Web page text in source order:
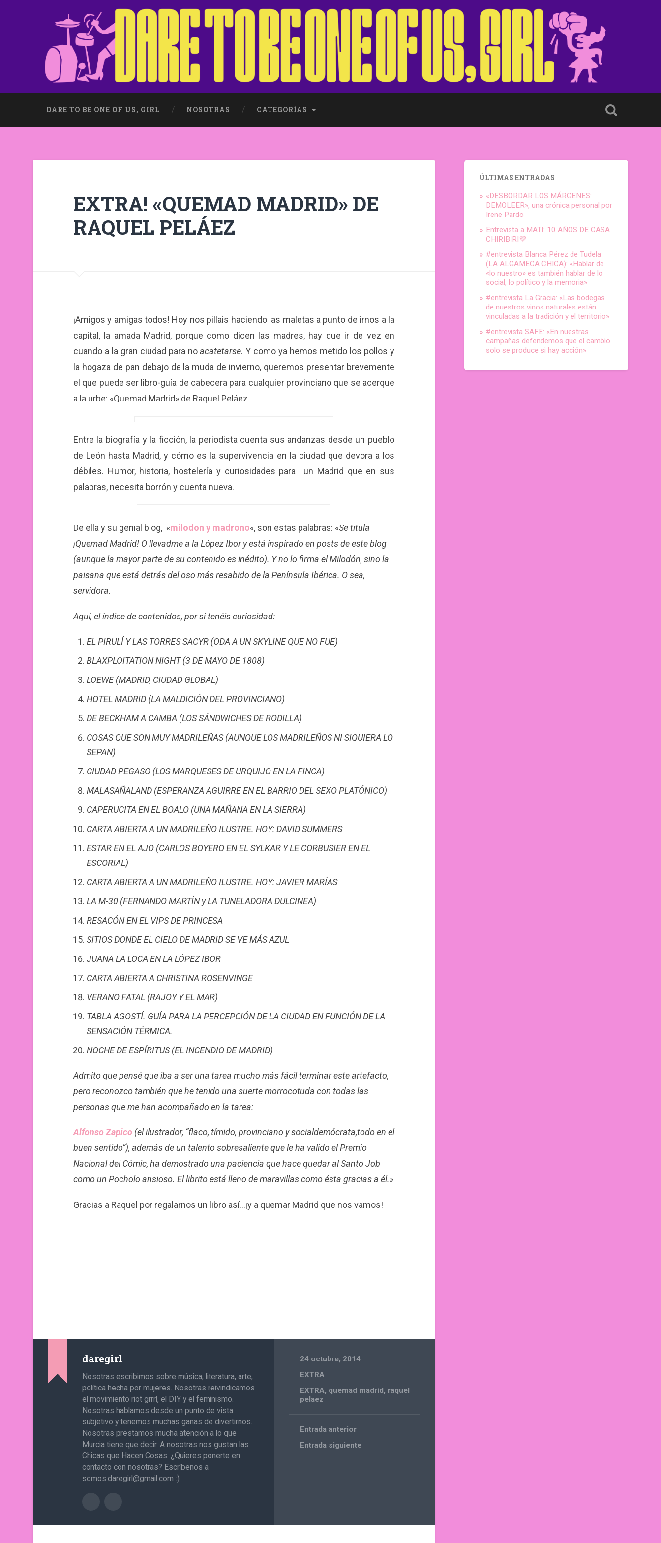
DARE TO BE ONE OF US, GIRL NOSOTRAS CATEGORÍAS
EXTRA! «QUEMAD MADRID» DE
RAQUEL PELÁEZ
¡Amigos y amigas todos! Hoy nos pillais haciendo las maletas a punto de irnos a la
capital, la amada Madrid, porque como dicen las madres, hay que ir de vez en
cuando a la gran ciudad para noacatetarse. Y como ya hemos metido los pollos y
la hogaza de pan debajo de la muda de invierno, queremos presentar brevemente
el que puede ser libro-guía de cabecera para cualquier provinciano que se acerque
a la urbe: «Quemad Madrid» de Raquel Peláez.
Entre la biografía y la ficción, la periodista cuenta sus andanzas desde un pueblo
de León hasta Madrid, y cómo es la supervivencia en la ciudad que devora a los
débiles. Humor, historia, hostelería y curiosidades para un Madrid que en sus
palabras, necesita borrón y cuenta nueva.
De ella y su genial blog, «milodon y madrono«, son estas palabras: «Se titula
¡Quemad Madrid! O llevadme a la López Ibor y está inspirado en posts de este blog
(aunque la mayor parte de su contenido es inédito). Y no lo firma el Milodón, sino la
paisana que está detrás del oso más resabido de la Península Ibérica. O sea,
servidora.
Aquí, el índice de contenidos, por si tenéis curiosidad:
EL PIRULÍ Y LAS TORRES SACYR (ODA A UN SKYLINE QUE NO FUE)
BLAXPLOITATION NIGHT (3 DE MAYO DE 1808)
LOEWE (MADRID, CIUDAD GLOBAL)
HOTEL MADRID (LA MALDICIÓN DEL PROVINCIANO)
DEBECKHAMA CAMBA (LOS SÁNDWICHES DE RODILLA)
COSAS QUE SON MUY MADRILEÑAS (AUNQUE LOS MADRILEÑOS NI SIQUIERA LO
SEPAN)
CIUDAD PEGASO (LOS MARQUESES DE URQUIJO EN LA FINCA)
MALASAÑALAND (ESPERANZA AGUIRRE EN EL BARRIO DEL SEXO PLATÓNICO)
CAPERUCITA EN EL BOALO (UNA MAÑANA EN LA SIERRA)
CARTA ABIERTA A UN MADRILEÑO ILUSTRE. HOY: DAVID SUMMERS
ESTAR EN EL AJO (CARLOS BOYERO EN EL SYLKAR Y LE CORBUSIER EN EL
ESCORIAL)
CARTA ABIERTA A UN MADRILEÑO ILUSTRE. HOY: JAVIER MARÍAS
LA M-30 (FERNANDO MARTÍN y LA TUNELADORA DULCINEA)
RESACÓN EN EL VIPS DE PRINCESA
SITIOS DONDE EL CIELO DE MADRID SE VE MÁS AZUL
JUANA LA LOCA EN LA LÓPEZ IBOR
CARTA ABIERTA A CHRISTINA ROSENVINGE
VERANO FATAL (RAJOY Y EL MAR)
TABLA AGOSTÍ. GUÍA PARA LA PERCEPCIÓN DE LA CIUDAD EN FUNCIÓN DE LA
SENSACIÓN TÉRMICA.
NOCHE DE ESPÍRITUS (EL INCENDIO DE MADRID)
Admito que pensé que iba a ser una tarea mucho más fácil terminar este artefacto,
pero reconozco también que he tenido una suerte morrocotuda con todas las
personas que me han acompañado en la tarea:
Alfonso Zapico (el ilustrador, “flaco, tímido, provinciano y socialdemócrata,todo en el
buen sentido”), además de un talento sobresaliente que le ha valido el Premio
Nacional del Cómic, ha demostrado una paciencia que hace quedar al Santo Job
como un Pocholo ansioso. El librito está lleno de maravillas como ésta gracias a él.»
Gracias a Raquel por regalarnos un libro así…¡y a quemar Madrid que nos vamos!
daregirl
Nosotras escribimos sobre música, literatura, arte,
política hecha por mujeres. Nosotras reivindicamos
el movimiento riot grrrl, el DIY y el feminismo.
Nosotras hablamos desde un punto de vista
subjetivo y tenemos muchas ganas de divertirnos.
Nosotras prestamos mucha atención a lo que
Murcia tiene que decir. A nosotras nos gustan las
Chicas que Hacen Cosas. ¿Quieres ponerte en
contacto con nosotras? Escríbenos a
somos.daregirl@gmail.com :)
24 octubre, 2014
EXTRA
EXTRA, quemad madrid, raquel
pelaez
Entrada anterior
Entrada siguiente
ÚLTIMAS ENTRADAS
«DESBORDAR LOS MÁRGENES:
DEMOLEER», una crónica personal por
Irene Pardo
Entrevista a MATI: 10 AÑOS DE CASA
CHIRIBIRI💜
#entrevista Blanca Pérez de Tudela
(LA ALGAMECA CHICA): «Hablar de
«lo nuestro» es también hablar de lo
social, lo político y la memoria»
#entrevista La Gracia: «Las bodegas
de nuestros vinos naturales están
vinculadas a la tradición y el territorio»
#entrevista SAFE: «En nuestras
campañas defendemos que el cambio
solo se produce si hay acción»